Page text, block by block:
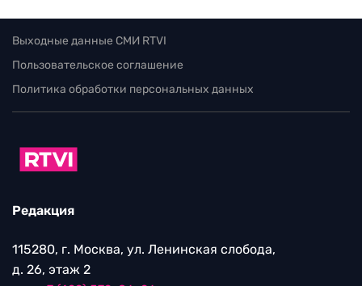
Выходные данные СМИ RTVI
Пользовательское соглашение
Политика обработки персональных данных
Редакция
115280, г. Москва, ул. Ленинская слобода,
д. 26, этаж 2